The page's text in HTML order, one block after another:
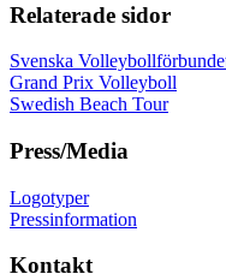
Relaterade sidor
Svenska
Grand Prix Volleyboll
Swedish Beach Tour
Press/Media
Logotyper
Pressinformation
Kontakt